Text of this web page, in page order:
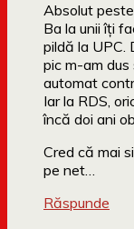
Absolut
Ba la unii îți
pildă la UPC.
pic m-am
automat
Iar la RDS,
încă doi ani
Cred că mai
pe net…
Răspunde